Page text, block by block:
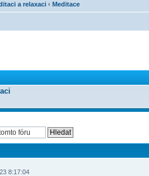
a relaxaci ‹ Meditace
8:17:04